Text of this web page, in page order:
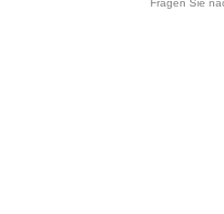
Fragen Sie